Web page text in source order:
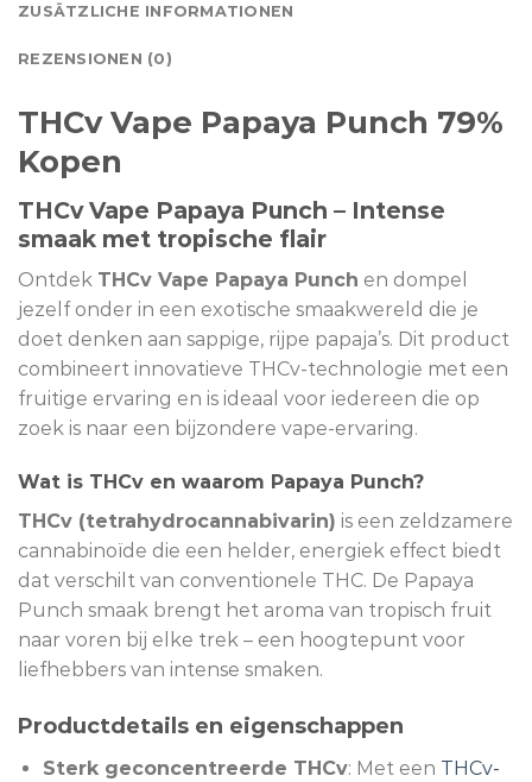
ZUSÄTZLICHE INFORMATIONEN
REZENSIONEN (0)
THCv Vape Papaya Punch 79%
Kopen
THCv Vape Papaya Punch – Intense
smaak met tropische flair
Ontdek THCv Vape Papaya Punch en dompel
jezelf onder in een exotische smaakwereld die je
doet denken aan sappige, rijpe papaja’s. Dit product
combineert innovatieve THCv-technologie met een
fruitige ervaring en is ideaal voor iedereen die op
zoek is naar een bijzondere vape-ervaring.
Wat is THCv en waarom Papaya Punch?
THCv (tetrahydrocannabivarin) is een zeldzamere
cannabinoïde die een helder, energiek effect biedt
dat verschilt van conventionele THC. De Papaya
Punch smaak brengt het aroma van tropisch fruit
naar voren bij elke trek – een hoogtepunt voor
liefhebbers van intense smaken.
Productdetails en eigenschappen
Sterk geconcentreerde THCv: Met een THCv-